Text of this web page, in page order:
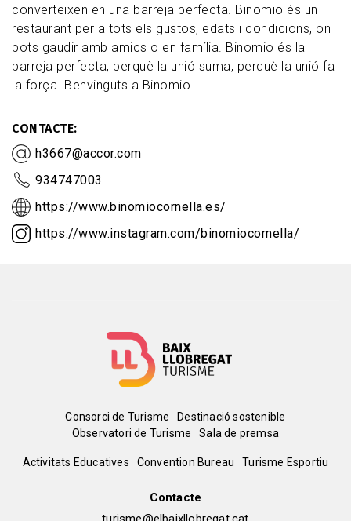
converteixen en una barreja perfecta. Binomio és un
restaurant per a tots els gustos, edats i condicions, on
pots gaudir amb amics o en família. Binomio és la
barreja perfecta, perquè la unió suma, perquè la unió fa
la força. Benvinguts a Binomio.
CONTACTE
h3667@accor.com
934747003
https://www.binomiocornella.es/
https://www.instagram.com/binomiocornella/
Menú
del
Consorci de Turisme
Destinació sostenible
Observatori de Turisme
Sala de premsa
Peu
Activitats Educatives Convention Bureau Turisme Esportiu
Contacte